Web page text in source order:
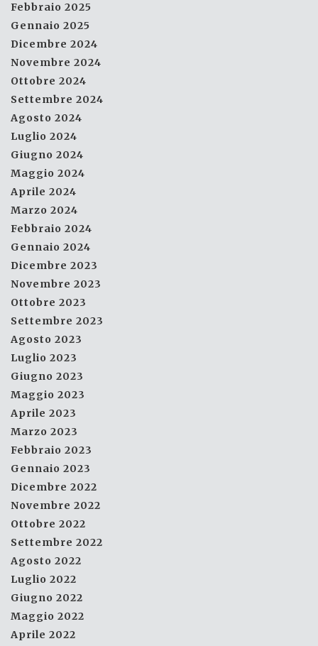
Febbraio 2025
Gennaio 2025
Dicembre 2024
Novembre 2024
Ottobre 2024
Settembre 2024
Agosto 2024
Luglio 2024
Giugno 2024
Maggio 2024
Aprile 2024
Marzo 2024
Febbraio 2024
Gennaio 2024
Dicembre 2023
Novembre 2023
Ottobre 2023
Settembre 2023
Agosto 2023
Luglio 2023
Giugno 2023
Maggio 2023
Aprile 2023
Marzo 2023
Febbraio 2023
Gennaio 2023
Dicembre 2022
Novembre 2022
Ottobre 2022
Settembre 2022
Agosto 2022
Luglio 2022
Giugno 2022
Maggio 2022
Aprile 2022